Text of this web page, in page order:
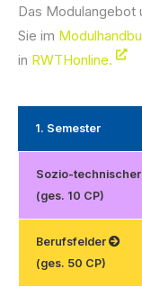
Das Modulangebot
Sie im
in RWTHonline.
1. Semester
Sozio-
(ges. 10 CP)
Berufsfelder
(ges. 50 CP)